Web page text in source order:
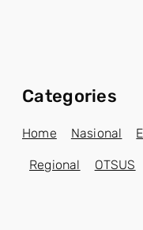
Categories
Home Nasional
Regional OTSUS